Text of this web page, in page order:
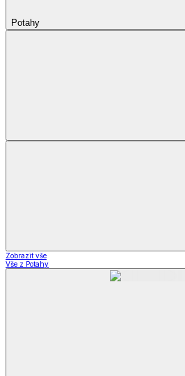
Potahy
Zobrazit vše
Vše z Potahy